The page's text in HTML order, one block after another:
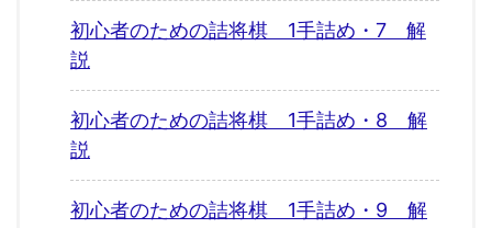
初心者のための詰将棋 1手詰め・7 解
説
初心者のための詰将棋 1手詰め・8 解
説
初心者のための詰将棋 1手詰め・9 解